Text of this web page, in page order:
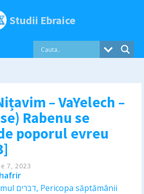
Studii Ebraice
– VaYelech –
Rabenu se
poporul evreu
7, 2023
Deuteronomul דברים, Pericopa săptămânii